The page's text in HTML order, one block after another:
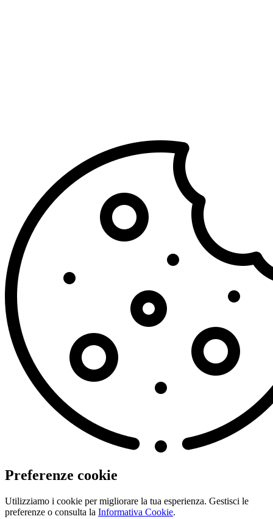
Preferenze cookie
Utilizziamo i cookie per migliorare la tua esperienza. Gestisci le
preferenze o consulta la Informativa Cookie.